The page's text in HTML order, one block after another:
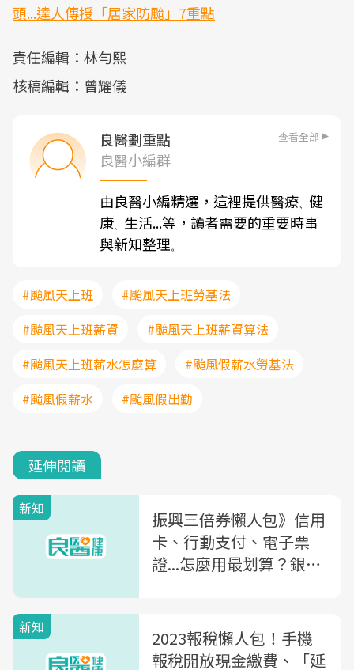
頭...達人傳授「居家防颱」7重點
責任編輯：林勻熙
核稿編輯：曾耀儀
良醫劃重點 查看全部
良醫小編群
由良醫小編精選，這裡提供醫療、 健
康、 生活...等，讀者需要的重要時事
與新知整理。
#颱風天上班
#颱風天上班勞基法
#颱風天上班薪資
#颱風天上班薪資算法
#颱風天上班薪水怎麼算
#颱風假薪水勞基法
#颱風假薪水
#颱風假出勤
延伸閱讀
新知
振興三倍券懶人包》信用
卡、行動支付、電子票
證...怎麼用最划算？銀
新知
2023報稅懶人包！手機
報稅開放現金繳費、「延